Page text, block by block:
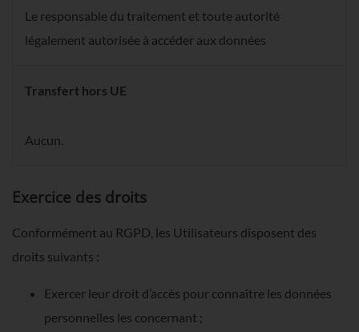
Le responsable du traitement et toute autorité
légalement autorisée à accéder aux données
Transfert hors UE
Aucun.
Exercice des droits
Conformément au RGPD, les Utilisateurs disposent des
droits suivants :
Exercer leur droit d’accès pour connaître les données
personnelles les concernant ;